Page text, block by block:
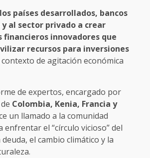
países desarrollados, bancos
al sector privado a crear
innovadores que
recursos para inversiones
de agitación económica
de expertos, encargado por
Colombia, Kenia, Francia y
un llamado a la comunidad
enfrentar el “círculo vicioso” del
el cambio climático y la